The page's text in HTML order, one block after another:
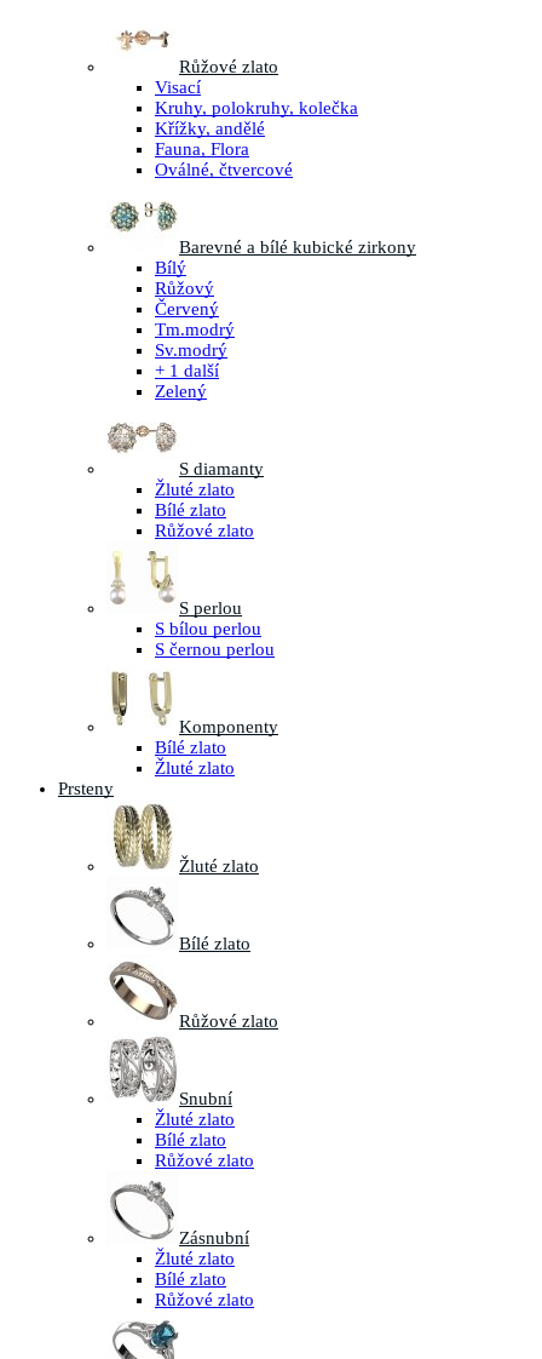
Růžové zlato
Visací
Kruhy, polokruhy, kolečka
Křížky, andělé
Fauna, Flora
Oválné, čtvercové
Barevné a bílé kubické zirkony
Bílý
Růžový
Červený
Tm.modrý
Sv.modrý
+ 1 další
Zelený
S diamanty
Žluté zlato
Bílé zlato
Růžové zlato
S perlou
S bílou perlou
S černou perlou
Komponenty
Bílé zlato
Žluté zlato
Prsteny
Žluté zlato
Bílé zlato
Růžové zlato
Snubní
Žluté zlato
Bílé zlato
Růžové zlato
Zásnubní
Žluté zlato
Bílé zlato
Růžové zlato